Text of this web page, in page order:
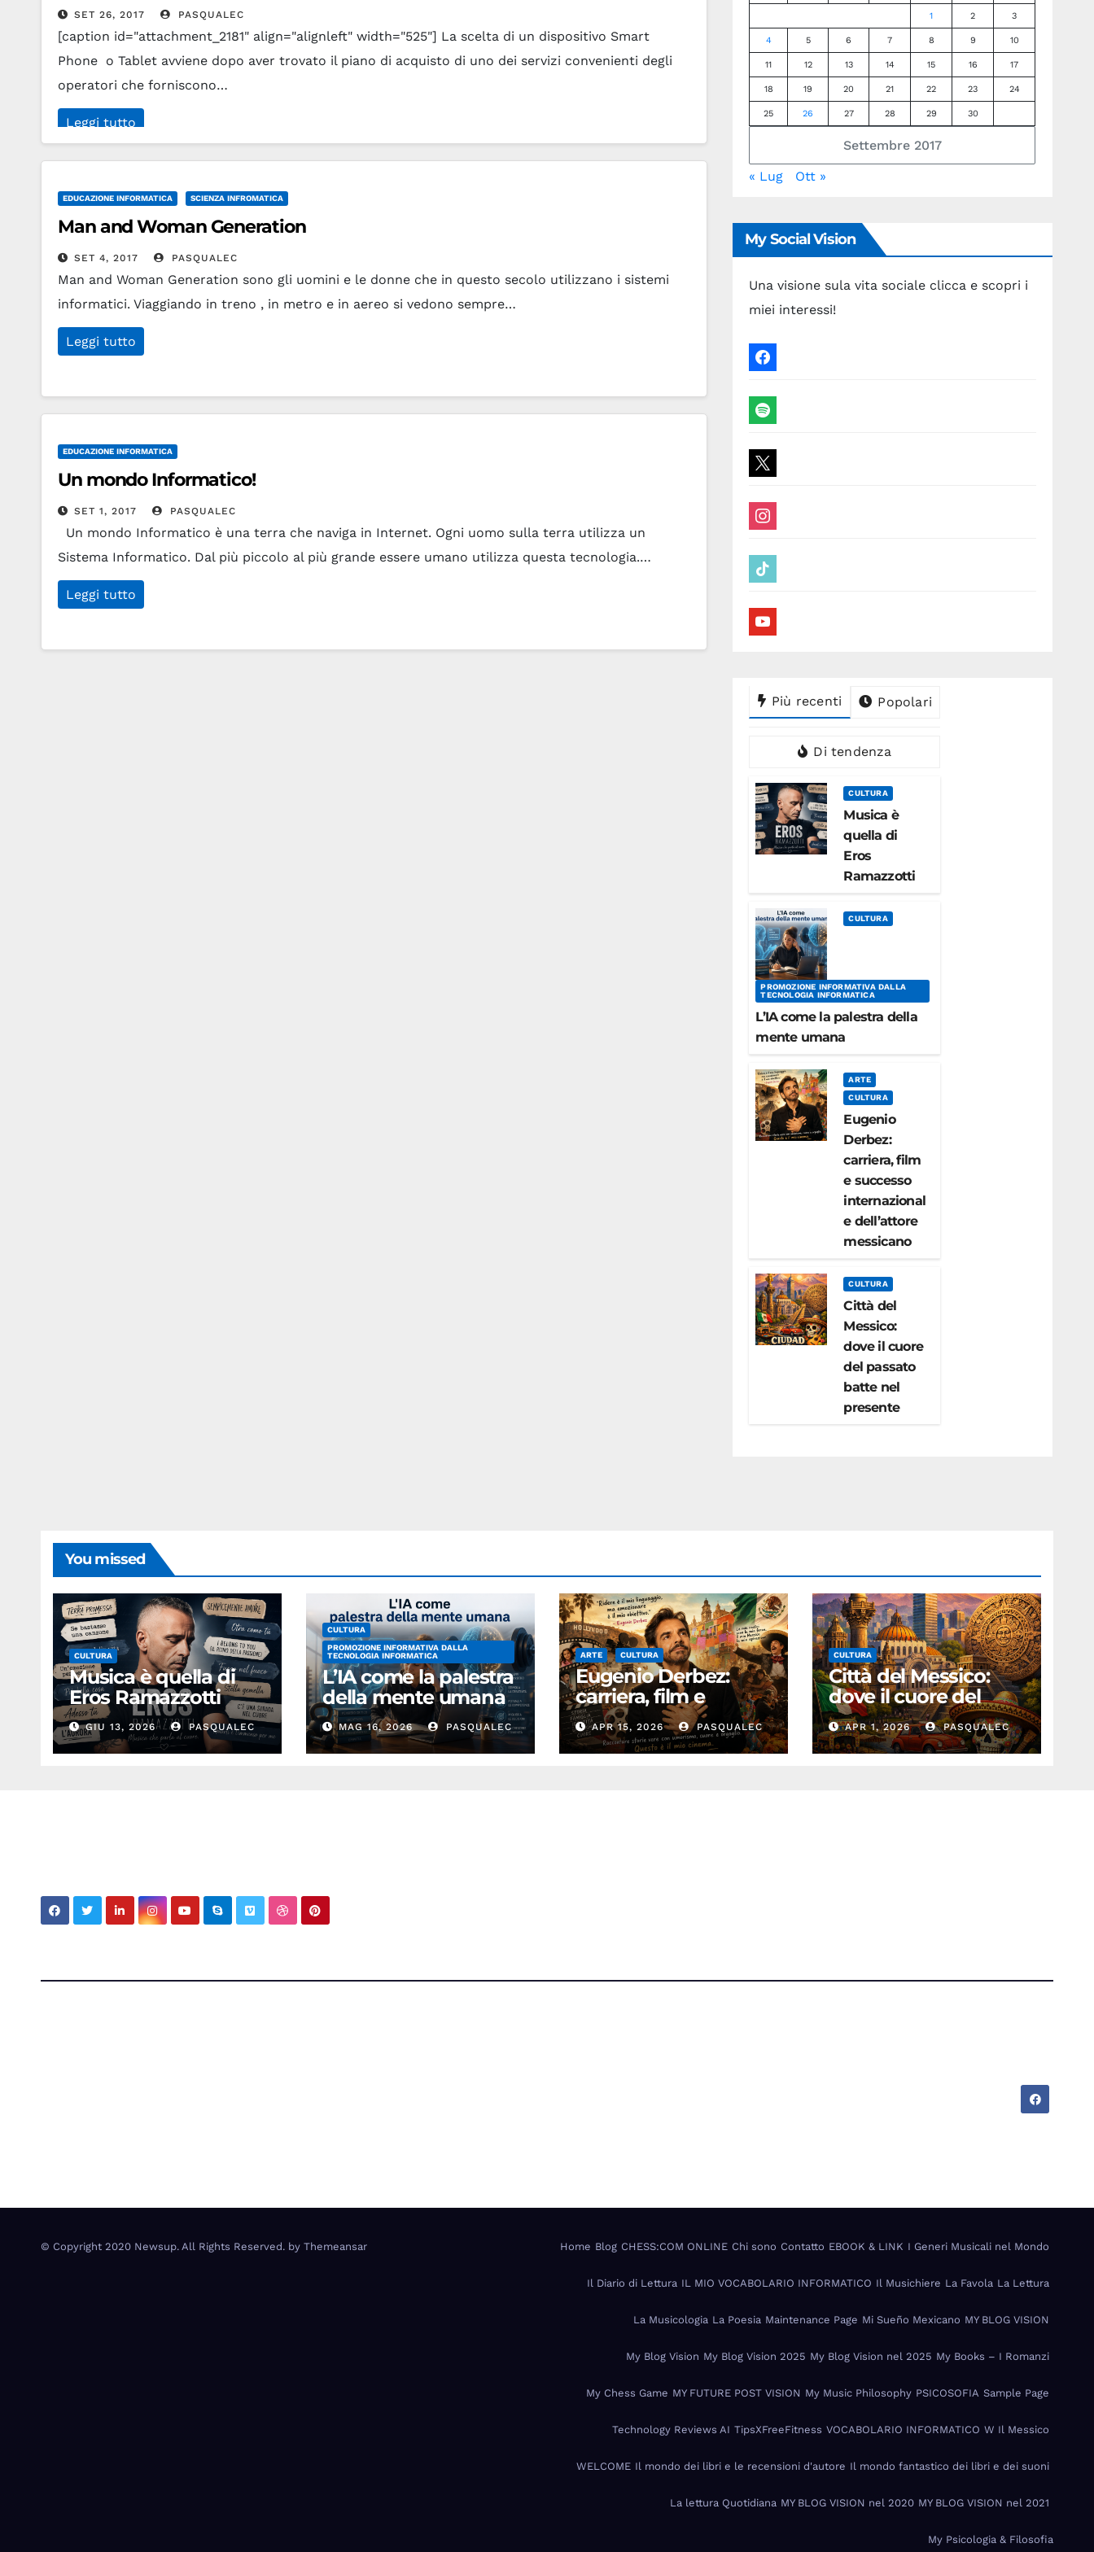
SET 26, 2017 PASQUALEC
[caption id="attachment_2181" align="alignleft" width="525"] La scelta di un dispositivo Smart
Phone o Tablet avviene dopo aver trovato il piano di acquisto di uno dei servizi convenienti degli
operatori che forniscono…
Leggi tutto
EDUCAZIONE INFORMATICA SCIENZA INFROMATICA
Man and Woman Generation
SET 4, 2017 PASQUALEC
Man and Woman Generation sono gli uomini e le donne che in questo secolo utilizzano i sistemi
informatici. Viaggiando in treno , in metro e in aereo si vedono sempre…
Leggi tutto
EDUCAZIONE INFORMATICA
Un mondo Informatico!
SET 1, 2017 PASQUALEC
Un mondo Informatico è una terra che naviga in Internet. Ogni uomo sulla terra utilizza un
Sistema Informatico. Dal più piccolo al più grande essere umano utilizza questa tecnologia.…
Leggi tutto
Settembre 2017
1 2 3
4 5 6 7 8 9 10
11 12 13 14 15 16 17
18 19 20 21 22 23 24
25 26 27 28 29 30
« Lug Ott »
My Social Vision
Una visione sula vita sociale clicca e scopri i
miei interessi!
facebook
spotify
x
instagram
tiktok
youtube
Più recenti Popolari
Di tendenza
CULTURA
Musica è
quella di
Eros
Ramazzotti
CULTURA
PROMOZIONE INFORMATIVA DALLA
TECNOLOGIA INFORMATICA
L’IA come la palestra della
mente umana
ARTE
CULTURA
Eugenio
Derbez:
carriera, film
e successo
internazional
e dell’attore
messicano
CULTURA
Città del
Messico:
dove il cuore
del passato
batte nel
presente
You missed
CULTURA
Musica è quella di
Eros Ramazzotti
GIU 13, 2026 PASQUALEC
CULTURA
PROMOZIONE INFORMATIVA DALLA
TECNOLOGIA INFORMATICA
L’IA come la palestra
della mente umana
MAG 16, 2026 PASQUALEC
ARTE CULTURA
Eugenio Derbez:
carriera, film e
successo
internazionale
dell’attore
APR 15, 2026 PASQUALEC
CULTURA
Città del Messico:
dove il cuore del
passato batte nel
presente
APR 1, 2026 PASQUALEC
© Copyright 2020 Newsup. All Rights Reserved. by Themeansar Home Blog CHESS:COM ONLINE Chi sono Contatto EBOOK & LINK I Generi Musicali nel Mondo
Il Diario di Lettura IL MIO VOCABOLARIO INFORMATICO Il Musichiere La Favola La Lettura
La Musicologia La Poesia Maintenance Page Mi Sueño Mexicano MY BLOG VISION
My Blog Vision My Blog Vision 2025 My Blog Vision nel 2025 My Books – I Romanzi
My Chess Game MY FUTURE POST VISION My Music Philosophy PSICOSOFIA Sample Page
Technology Reviews AI TipsXFreeFitness VOCABOLARIO INFORMATICO W Il Messico
WELCOME Il mondo dei libri e le recensioni d'autore Il mondo fantastico dei libri e dei suoni
La lettura Quotidiana MY BLOG VISION nel 2020 MY BLOG VISION nel 2021
My Psicologia & Filosofia